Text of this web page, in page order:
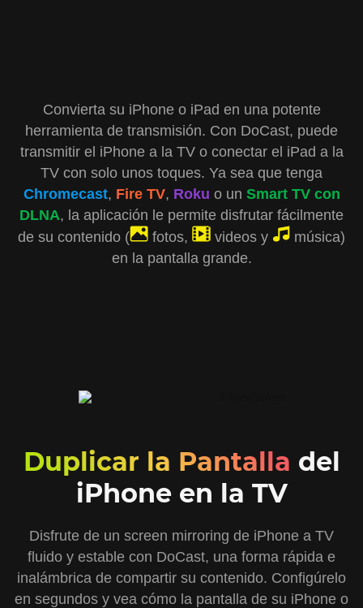
Convierta su iPhone o iPad en una potente
herramienta de transmisión. Con DoCast, puede
transmitir el iPhone a la TV o conectar el iPad a la
TV con solo unos toques. Ya sea que tenga
Chromecast, Fire TV, Roku o un Smart TV con
DLNA, la aplicación le permite disfrutar fácilmente
de su contenido (
fotos, videos y
música)
en la pantalla grande.
Duplicar la Pantalla del
iPhone en la TV
Disfrute de un screen mirroring de iPhone a TV
fluido y estable con DoCast, una forma rápida e
inalámbrica de compartir su contenido. Configúrelo
en segundos y vea cómo la pantalla de su iPhone o